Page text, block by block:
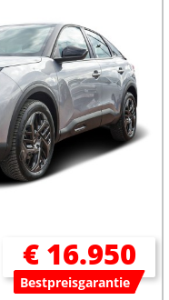
€ 16.950
Bestpreisgarantie